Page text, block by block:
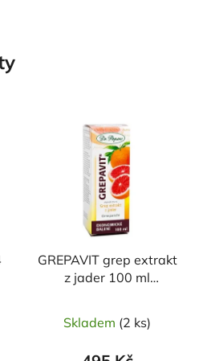
GREPAVIT grep extrakt
z jader 100 ml
Skladem (2 ks)